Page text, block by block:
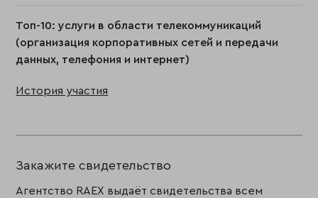
Топ-10: услуги в области телекоммуникаций
(организация корпоративных сетей и передачи
данных, телефония и интернет)
История участия
Закажите свидетельство
Агентство RAEX выдаёт свидетельства всем